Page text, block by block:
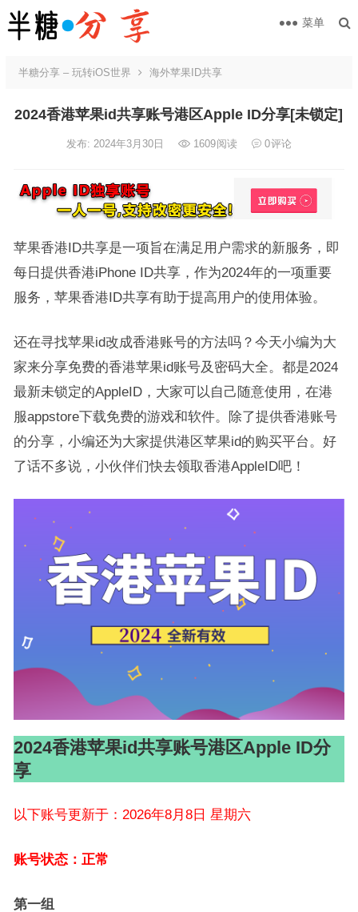
菜单
半糖分享 – 玩转iOS世界 海外苹果ID共享
2024香港苹果id共享账号港区Apple ID分享[未锁定]
发布: 2024年3月30日 1609阅读 0评论
苹果香港ID共享是一项旨在满足用户需求的新服务，即
每日提供香港iPhone ID共享，作为2024年的一项重要
服务，苹果香港ID共享有助于提高用户的使用体验。
还在寻找苹果id改成香港账号的方法吗？今天小编为大
家来分享免费的香港苹果id账号及密码大全。都是2024
最新未锁定的AppleID，大家可以自己随意使用，在港
服appstore下载免费的游戏和软件。除了提供香港账号
的分享，小编还为大家提供港区苹果id的购买平台。好
了话不多说，小伙伴们快去领取香港AppleID吧！
2024香港苹果id共享账号港区Apple ID分
享
以下账号更新于：2026年8月8日 星期六
账号状态：正常
第一组